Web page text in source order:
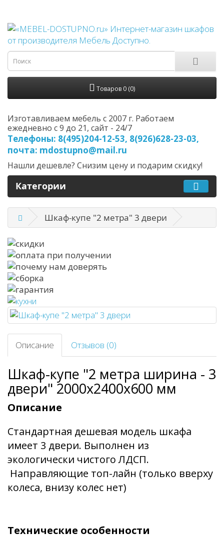
Товаров 0 (0)
Изготавливаем мебель с 2007 г. Работаем
ежедневно с 9 до 21, cайт - 24/7
Телефоны: 8(495)204-12-53, 8(926)628-23-03,
почта: mdostupno@mail.ru
Нашли дешевле? Снизим цену и подарим скидку!
Категории
Шкаф-купе "2 метра" 3 двери
Описание Отзывов (0)
Шкаф-купе "2 метра ширина - 3
двери" 2000х2400х600 мм
Описание
Стандартная дешевая модель шкафа
имеет 3 двери. Выполнен из
экологически чистого ЛДСП.
Направляющие топ-лайн (только вверху
колеса, внизу колес нет)
Технические особенности